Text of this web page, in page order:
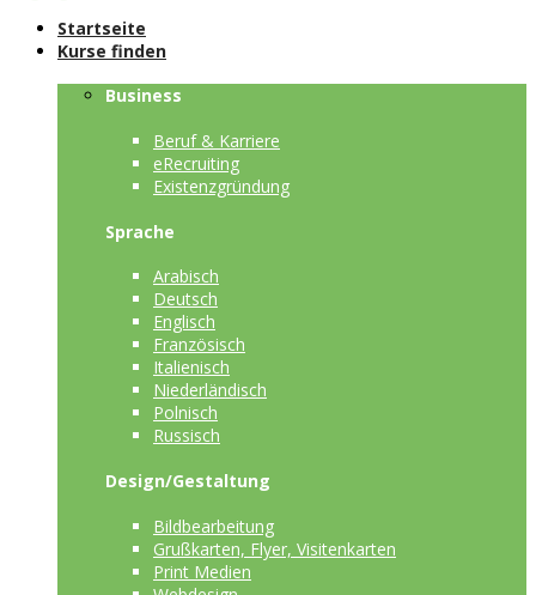
Startseite
Kurse finden
Business
Beruf & Karriere
eRecruiting
Existenzgründung
Sprache
Arabisch
Deutsch
Englisch
Französisch
Italienisch
Niederländisch
Polnisch
Russisch
Design/Gestaltung
Bildbearbeitung
Grußkarten, Flyer, Visitenkarten
Print Medien